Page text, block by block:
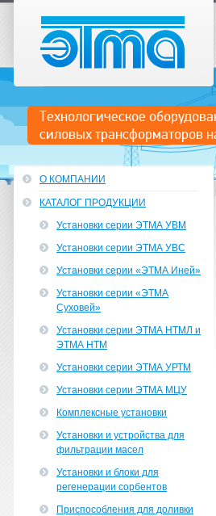
Технологическое
силовых трансформаторов
О КОМПАНИИ
КАТАЛОГ ПРОДУКЦИИ
Установки серии ЭТМА УВМ
Установки серии ЭТМА УВС
Установки серии «ЭТМА Иней»
Установки серии «ЭТМА
Суховей»
Установки серии ЭТМА НТМЛ и
ЭТМА НТМ
Установки серии ЭТМА УРТМ
Установки серии ЭТМА МЦУ
Комплексные установки
Установки и устройства для
фильтрации масел
Установки и блоки для
регенерации сорбентов
Приспособления для доливки